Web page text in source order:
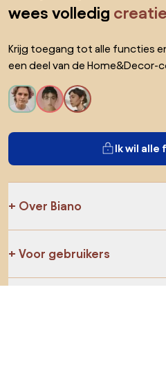
wees volledig
Krijg toegang tot alle functies
een deel van de Home&Decor-
Ik wil alle
Over Biano
Voor gebruikers